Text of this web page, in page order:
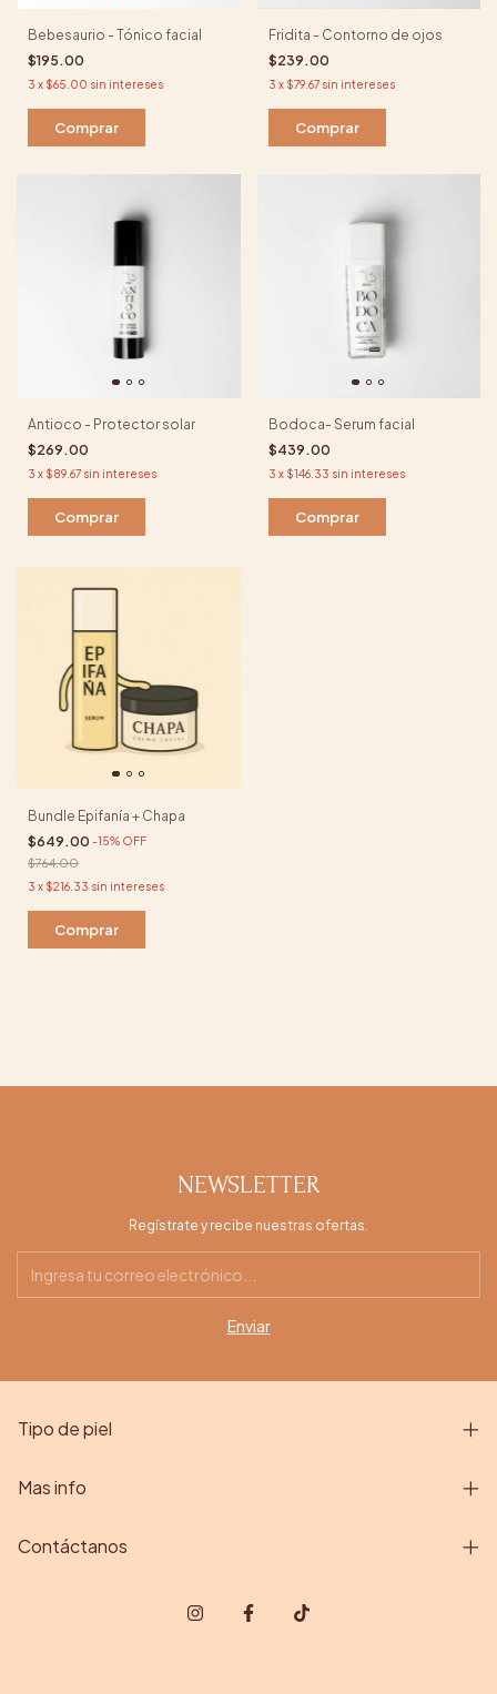
Bebesaurio - Tónico facial
$195.00
3 x $65.00 sin intereses
Comprar
Fridita - Contorno de ojos
$239.00
3 x $79.67 sin intereses
Comprar
Antioco - Protector solar
$269.00
3 x $89.67 sin intereses
Comprar
Bodoca- Serum facial
$439.00
3 x $146.33 sin intereses
Bundle Epifanía + Chapa
$649.00 -15% OFF
$764.00
3 x $216.33 sin intereses
NEWSLETTER
Regístrate y recibe nuestras ofertas.
Tipo de piel
Mas info
Contáctanos